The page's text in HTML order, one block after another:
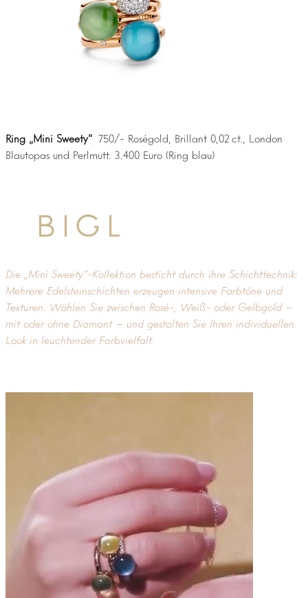
Ring „Mini Sweety“ 750/- Roségold, Brillant 0,02 ct., London
Blautopas und Perlmutt. 3.400 Euro (Ring blau)
Die „Mini Sweety“-Kollektion besticht durch ihre Schichttechnik:
Mehrere Edelsteinschichten erzeugen intensive Farbtöne und
Texturen. Wählen Sie zwischen Rosé-, Weiß- oder Gelbgold –
mit oder ohne Diamant – und gestalten Sie Ihren individuellen
Look in leuchtender Farbvielfalt.